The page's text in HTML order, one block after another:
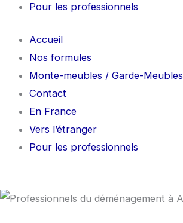
Pour les professionnels
Accueil
Nos formules
Monte-meubles / Garde-Meubles
Contact
En France
Vers l’étranger
Pour les professionnels